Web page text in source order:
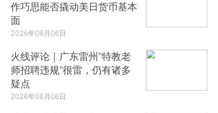
作巧思能否撬动美日货币基本
面
2026年08月06日
火线评论｜广东雷州“特教老
师招聘违规”很雷，仍有诸多
疑点
2026年08月06日